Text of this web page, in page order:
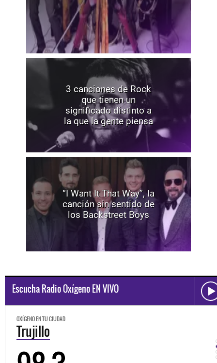
3 canciones de Rock
que tienen un
significado distinto a
la que la gente piensa
“I Want It That Way”, la
canción sin sentido de
los Backstreet Boys
Escucha Radio Oxígeno EN VIVO
OXÍGENO EN TU CIUDAD
Trujillo